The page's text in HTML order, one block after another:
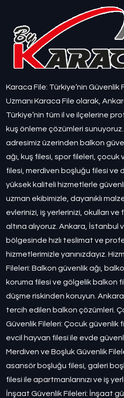
Karaca File: Türkiye’nin Güvenlik
Uzmanı Karaca File olarak,
Türkiye’nin tüm il ve ilçelerine
kuş önleme çözümleri
adresimiz üzerinden balkon
ağı, kuş filesi, spor fileleri, çocuk
filesi, merdiven boşluğu filesi ve
yüksek kaliteli hizmetlerle
uzman ekibimizle, dayanıklı
evlerinizi, iş yerlerinizi, okulları ve
altına alıyoruz. Ankara, İstanbul
bölgesinde hızlı teslimat ve
hizmetlerimizle yanınızdayız.
Fileleri: Balkon güvenlik ağı,
koruma filesi ve gölgelik balkon
düşme riskinden koruyun.
tercih edilen balkon çözümleri.
Güvenlik Fileleri: Çocuk güvenlik
evcil hayvan filesi ile evde
Merdiven ve Boşluk Güvenlik
asansör boşluğu filesi, galeri
filesi ile apartmanlarınızı ve iş
İnşaat Güvenlik Fileleri: İnşaat